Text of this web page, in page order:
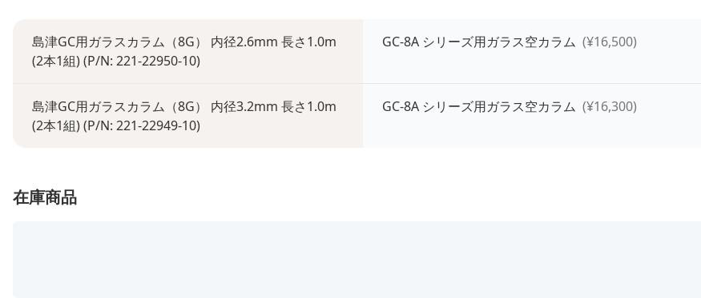
島津GC用ガラスカラム（8G） 内径2.6mm 長さ1.0m
(2本1組) (P/N: 221-22950-10)
GC-8A シリーズ用ガラス空カラム (¥16,500)
島津GC用ガラスカラム（8G） 内径3.2mm 長さ1.0m
(2本1組) (P/N: 221-22949-10)
GC-8A シリーズ用ガラス空カラム (¥16,300)
在庫商品